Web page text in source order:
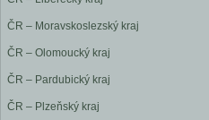
ČR – Moravskoslezský kraj
ČR – Olomoucký kraj
ČR – Pardubický kraj
ČR – Plzeňský kraj